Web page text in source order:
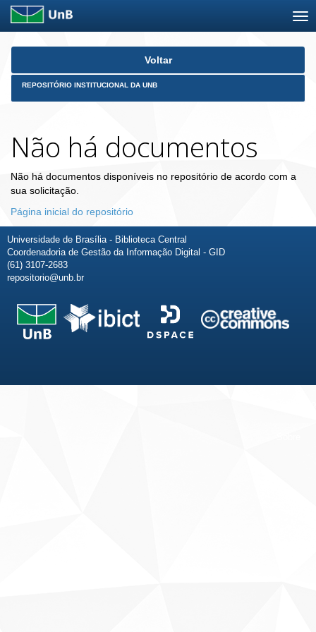
Skip
Voltar
REPOSITÓRIO INSTITUCIONAL DA UNB
Não há documentos
Não há documentos disponíveis no repositório de acordo com a
sua solicitação.
Página inicial do repositório
Universidade de Brasília - Biblioteca Central
Coordenadoria de Gestão da Informação Digital - GID
(61) 3107-2683
repositorio@unb.br